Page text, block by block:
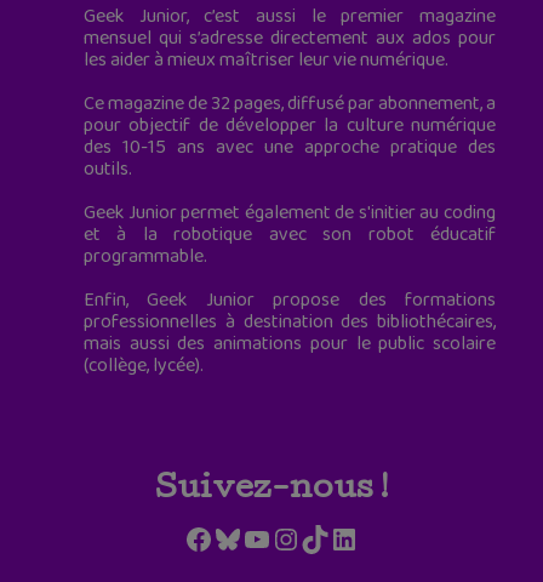
Geek Junior, c’est aussi le premier magazine
mensuel qui s’adresse directement aux ados pour
les aider à mieux maîtriser leur vie numérique.
Ce magazine de 32 pages, diffusé par abonnement, a
pour objectif de développer la culture numérique
des 10-15 ans avec une approche pratique des
outils.
Geek Junior permet également de s'initier au coding
et à la robotique avec son robot éducatif
programmable.
Enfin, Geek Junior propose des formations
professionnelles à destination des bibliothécaires,
mais aussi des animations pour le public scolaire
(collège, lycée).
Suivez-nous !
Facebook
Bluesky
YouTube
Instagram
TikTokLinkedIn